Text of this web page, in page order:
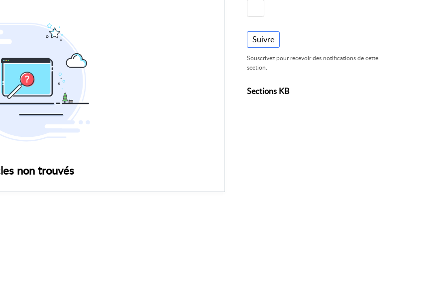
non trouvés
Suivre
Souscrivez pour recevoir des notifications de cette
section.
Sections KB